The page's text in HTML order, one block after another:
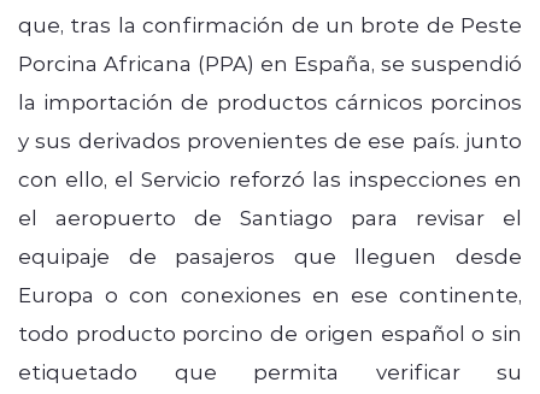
que, tras la confirmación de un brote de Peste
Porcina Africana (PPA) en España, se suspendió
la importación de productos cárnicos porcinos
y sus derivados provenientes de ese país. junto
con ello, el Servicio reforzó las inspecciones en
el aeropuerto de Santiago para revisar el
equipaje de pasajeros que lleguen desde
Europa o con conexiones en ese continente,
todo producto porcino de origen español o sin
etiquetado que permita verificar su